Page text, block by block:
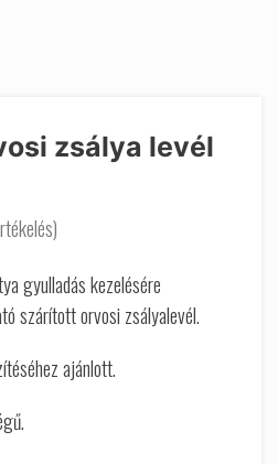
zsálya levél
gyulladás kezelésére
szárított orvosi zsályalevél.
ajánlott.